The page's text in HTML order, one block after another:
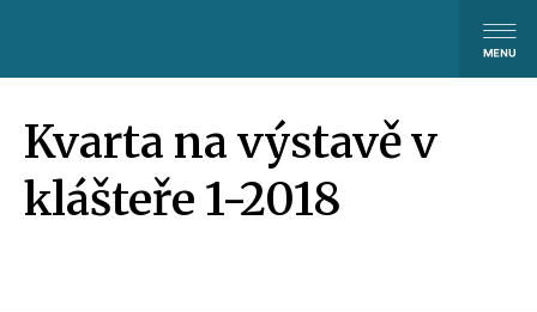
Kvarta na výstavě v
klášteře 1-2018